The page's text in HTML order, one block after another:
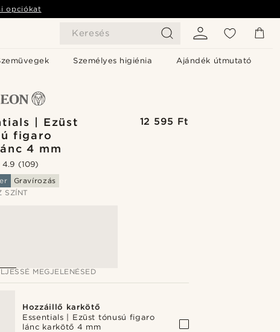
Keresés
Személyes higiénia Ajándék útmutató
opciókat
| Ezüst
figaro
4 mm
12 595 Ft
4.9 (109)
Gravírozás
SZÍNT
MEGJELENÉSED
Hozzáillő karkötő
Essentials | Ezüst tónusú figaro
lánc karkötő 4 mm